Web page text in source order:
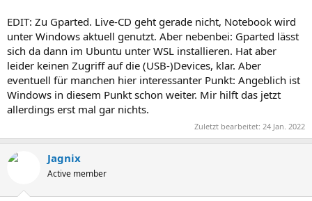
EDIT: Zu Gparted. Live-CD geht gerade nicht, Notebook wird
unter Windows aktuell genutzt. Aber nebenbei: Gparted lässt
sich da dann im Ubuntu unter WSL installieren. Hat aber
leider keinen Zugriff auf die (USB-)Devices, klar. Aber
eventuell für manchen hier interessanter Punkt: Angeblich ist
Windows in diesem Punkt schon weiter. Mir hilft das jetzt
allerdings erst mal gar nichts.
Zuletzt bearbeitet: 24 Jan. 2022
Jagnix
Active member